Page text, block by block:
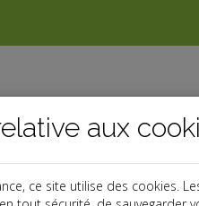
aux
ce site utilise des cookies.